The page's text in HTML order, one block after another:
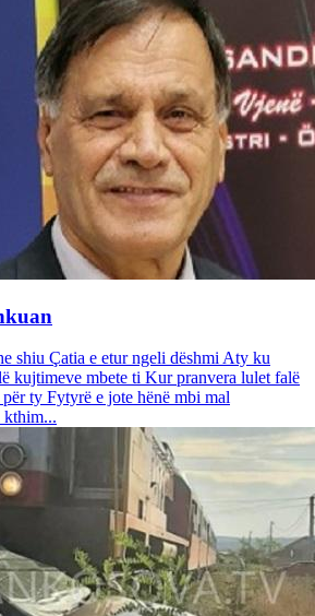
shiu Çatia e etur ngeli dëshmi Aty ku
kujtimeve mbete ti Kur pranvera lulet falë
ty Fytyrë e jote hënë mbi mal
kthim...